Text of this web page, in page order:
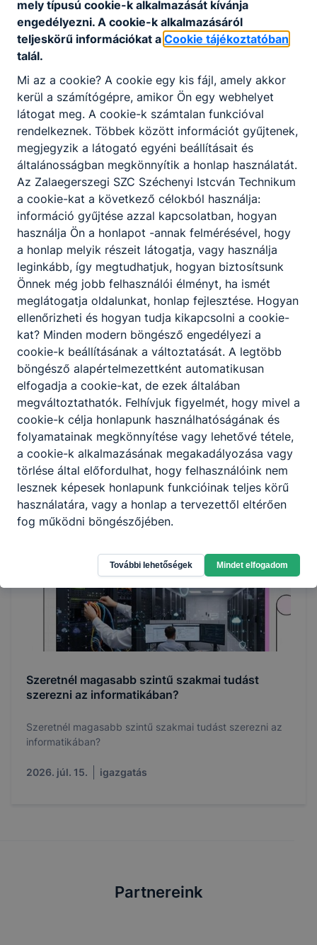
Magasépítő technikus, építsd fel a jövődet -
technikusi szakképzettség 2 év alatt
Magasépítő technikus, építsd fel a jövődet - technikusi
szakképzettség 2 év alatt
2026. aug. 1. igazgatás
Épületgépész Technikus: A komfort és a
Fenntarthatóság Mestere
Épületgépész Technikus: A komfort és a Fenntarthatóság
Mestere
2026. júl. 28. igazgatás
Szeretnél magasabb szintű szakmai tudást
szerezni az informatikában?
Szeretnél magasabb szintű szakmai tudást szerezni az
informatikában?
2026. júl. 15. igazgatás
Partnereink
mely típusú cookie-k alkalmazását kívánja
engedélyezni. A cookie-k alkalmazásáról
teljeskörű információkat a Cookie tájékoztatóban
talál.
Mi az a cookie? A cookie egy kis fájl, amely akkor
kerül a számítógépre, amikor Ön egy webhelyet
látogat meg. A cookie-k számtalan funkcióval
rendelkeznek. Többek között információt gyűjtenek,
megjegyzik a látogató egyéni beállításait és
általánosságban megkönnyítik a honlap használatát.
Az Zalaegerszegi SZC Széchenyi Istcván Technikum
a cookie-kat a következő célokból használja:
információ gyűjtése azzal kapcsolatban, hogyan
használja Ön a honlapot -annak felmérésével, hogy
a honlap melyik részeit látogatja, vagy használja
leginkább, így megtudhatjuk, hogyan biztosítsunk
Önnek még jobb felhasználói élményt, ha ismét
meglátogatja oldalunkat, honlap fejlesztése. Hogyan
ellenőrizheti és hogyan tudja kikapcsolni a cookie-
kat? Minden modern böngésző engedélyezi a
cookie-k beállításának a változtatását. A legtöbb
böngésző alapértelmezettként automatikusan
elfogadja a cookie-kat, de ezek általában
megváltoztathatók. Felhívjuk figyelmét, hogy mivel a
cookie-k célja honlapunk használhatóságának és
folyamatainak megkönnyítése vagy lehetővé tétele,
a cookie-k alkalmazásának megakadályozása vagy
törlése által előfordulhat, hogy felhasználóink nem
lesznek képesek honlapunk funkcióinak teljes körű
használatára, vagy a honlap a tervezettől eltérően
fog működni böngészőjében.
További lehetőségek Mindet elfogadom